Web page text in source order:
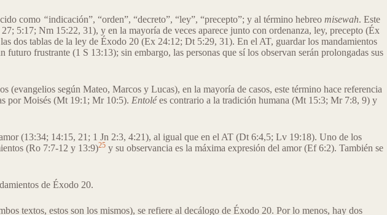
como “indicación”, “orden”, “decreto”, “ley”, “precepto”; y al término hebreo misewah. Este
5:17; Nm 15:22, 31), y en la mayoría de veces aparece junto con ordenanza, ley, precepto (Éx
dos tablas de la ley de Éxodo 20 (Ex 24:12; Dt 5:29, 31). En el AT, guardar los mandamientos
frustrante (1 S 13:13); sin embargo, las personas que sí los observan serán prolongadas sus
(evangelios según Mateo, Marcos y Lucas), en la mayoría de casos, este término hace referencia
por Moisés (Mt 19:1; Mr 10:5). Entolées contrario a la tradición humana (Mt 15:3; Mr 7:8, 9) y
(13:34; 14:15, 21; 1 Jn 2:3, 4:21), al igual que en el AT (Dt 6:4,5; Lv 19:18). Uno de los
(Ro 7:7-12 y 13:9)25 y su observancia es la máxima expresión del amor (Ef 6:2). También se
de Éxodo 20.
textos, estos son los mismos), se refiere al decálogo de Éxodo 20. Por lo menos, hay dos